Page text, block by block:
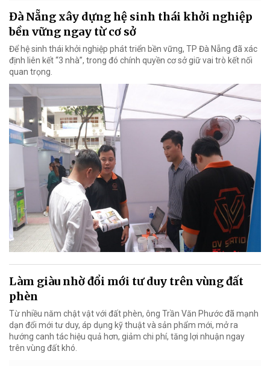
Đà Nẵng xây dựng hệ sinh thái khởi nghiệp
bền vững ngay từ cơ sở
Để hệ sinh thái khởi nghiệp phát triển bền vững, TP Đà Nẵng đã xác
định liên kết “3 nhà”, trong đó chính quyền cơ sở giữ vai trò kết nối
quan trọng.
Làm giàu nhờ đổi mới tư duy trên vùng đất
phèn
Từ nhiều năm chật vật với đất phèn, ông Trần Văn Phước đã mạnh
dạn đổi mới tư duy, áp dụng kỹ thuật và sản phẩm mới, mở ra
hướng canh tác hiệu quả hơn, giảm chi phí, tăng lợi nhuận ngay
trên vùng đất khó.